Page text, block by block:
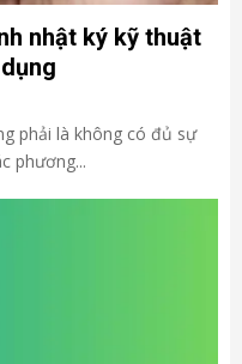
nhật ký kỹ thuật
phải là không có đủ sự
phương...